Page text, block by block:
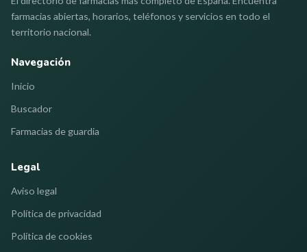
farmacias abiertas, horarios, teléfonos y servicios en todo el
territorio nacional.
Navegación
Inicio
Buscador
Farmacias de guardia
Legal
Aviso legal
Política de privacidad
Política de cookies